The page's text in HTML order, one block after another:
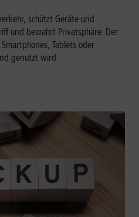
schützt Geräte und
und bewahrt Privatsphäre. Der
Tablets oder
genutzt wird.